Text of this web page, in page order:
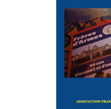
Le Bulletin
Livre FRÈRES
Méconnus)
Actualités